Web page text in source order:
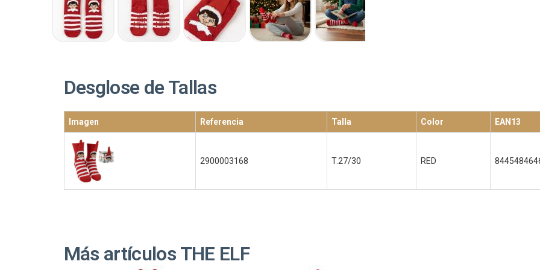
Desglose de Tallas
Imagen Referencia Talla Color EAN13
2900003168 T.27/30 RED
Más artículos THE ELF